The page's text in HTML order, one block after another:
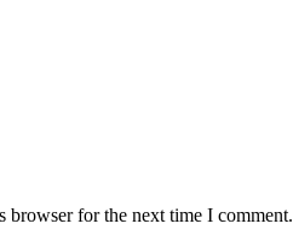
browser for the next time I comment.